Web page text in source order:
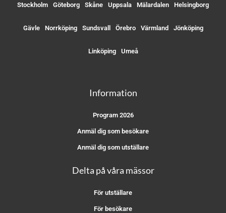
Stockholm Göteborg Skåne Uppsala Mälardalen Helsingborg
Gävle Norrköping Sundsvall Örebro Värmland Jönköping
Linköping Umeå
Information
Program 2026
Anmäl dig som besökare
Anmäl dig som utställare
Delta på våra mässor
För utställare
För besökare